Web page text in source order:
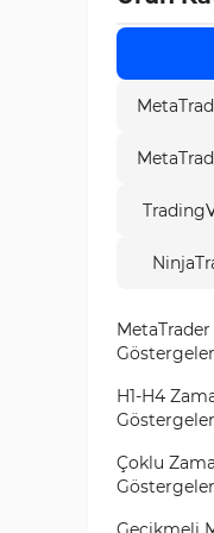
etmede faydalı
araçlarla birlikte
dayalı giriş veya
H1-H4
Göstergeler
Çoklu
Göstergeler